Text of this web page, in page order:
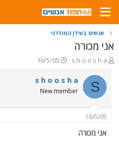
אנשים בעידן המודרני
אני מכורה
פ
ו
ת
ח
ה
ש
א
s h o o s h a
פ
ו
ר
ם
16/5/05
S
s h o o s h a
New member
16/5/05
אני מכורה